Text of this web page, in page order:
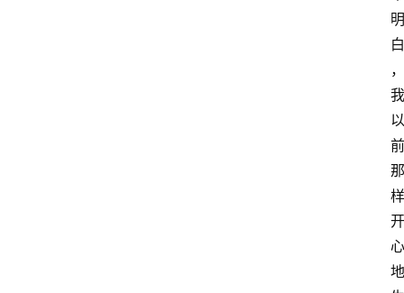
明
白
，
我
以
前
那
样
开
心
地